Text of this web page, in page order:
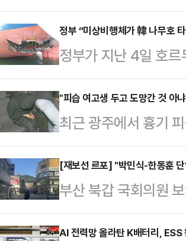
측이 수용불가능한
르면 트럼프 대통령
스소셜을 통해 “이란
다”며 “마음에 들지
했다.양국은 앞서 1
있었고, 이란 국영
종저난 답변을…
정부 “미상비행체가 韓 나무호
정부가 지난 4일 호
발 및 화재가 미상 비
사건 발생 후 원인에
한 것임을 인정했다.
되지 않았고 공격의
예정이라고 밝혔다.
정부 합동 조사결과
과 5월 4일 미상의 …
"피습 여고생 두고 도망간 것 아
최근 광주에서 흉기
상을 입은 고교생이
군(17)은 지난 5일 0
피해자의 비명을 듣
명 소리에 그냥 몸이
[재보선 르포] "박민식-한동훈
부산 북갑 국회의원
후보가 '맞불' 개소식
거리에서는 보수 후
AI 전력망 올라탄 K배터리, ESS